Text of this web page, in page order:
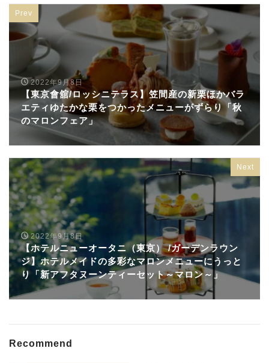
Prev
2022年9月8日
【東京會舘/ロッシニテラス】笠間産の新栗ほかバラ
エティゆたかな栗をつかったメニューがずらり「秋
のマロンフェア」
Next
2022年9月8日
【ホテルニューオータニ（東京） /ガーデンラウン
ジ】ホテルメイドの多彩なマロンメニューにうっと
り「新アフタヌーンティーセット～マロン～」
Recommend